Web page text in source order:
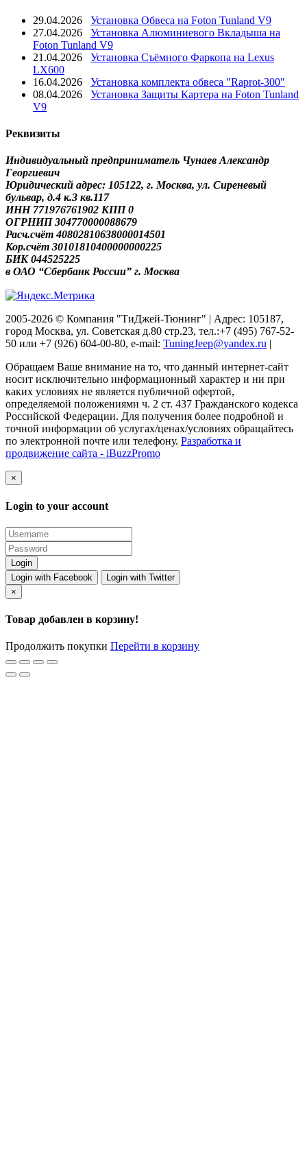
29.04.2026
Установка Обвеса на Foton Tunland V9
27.04.2026
Установка Алюминиевого Вкладыша на
Foton Tunland V9
21.04.2026
Установка Съёмного Фаркопа на Lexus
LX600
16.04.2026
Установка комплекта обвеса "Raprot-300"
08.04.2026
Установка Защиты Картера на Foton Tunland
V9
Реквизиты
Индивидуальный предприниматель Чунаев Александр
Георгиевич
Юридический адрес: 105122, г. Москва, ул. Сиреневый
бульвар, д.4 к.3 кв.117
ИНН 771976761902 КПП 0
ОГРНИП 304770000088679
Расч.счёт 40802810638000014501
Кор.счёт 30101810400000000225
БИК 044525225
в ОАО “Сбербанк России” г. Москва
2005-2026 © Компания "ТиДжей-Тюнинг" | Адрес: 105187,
город Москва, ул. Советская д.80 стр.23, тел.:+7 (495) 767-52-
50 или +7 (926) 604-00-80, e-mail: TuningJeep@yandex.ru |
Обращаем Ваше внимание на то, что данный интернет-сайт
носит исключительно информационный характер и ни при
каких условиях не является публичной офертой,
определяемой положениями ч. 2 ст. 437 Гражданского кодекса
Российской Федерации. Для получения более подробной и
точной информации об услугах/ценах/условиях обращайтесь
по электронной почте или телефону. Разработка и
продвижение сайта - iBuzzPromo
×
Login to your account
Login with Facebook
Login with Twitter
×
Товар добавлен в корзину!
Продолжить покупки Перейти в корзину